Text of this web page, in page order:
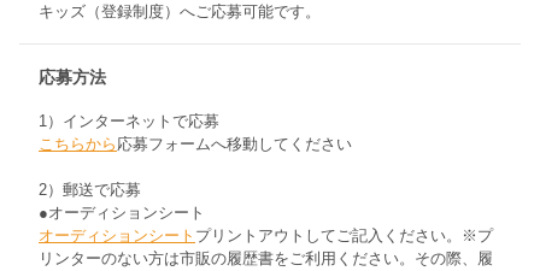
キッズ（登録制度）へご応募可能です。
応募方法
1）インターネットで応募
こちらから 応募フォームへ移動してください
2）郵送で応募
●オーディションシート
オーディションシート プリントアウトしてご記入ください。※プ
リンターのない方は市販の履歴書をご利用ください。その際、履